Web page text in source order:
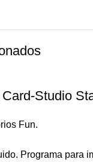
Studio
Fun.
Programa para